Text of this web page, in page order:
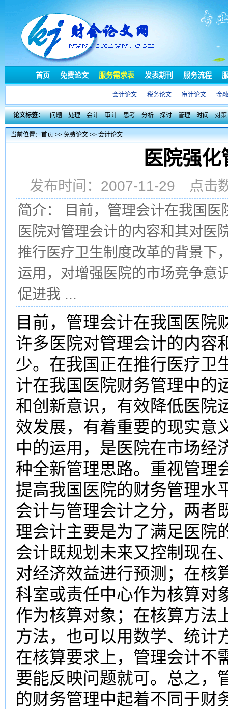
首页 免费论文 服务需求表 发表期刊 服务流程
会计论文 税务论文 审计论文 金
论文标签： 问题 处理 会计 审计 思考 分析 探讨 管理 时间 对策
当前位置：首页>>免费论文>>会计论文
医院强
发布时间：2007-11-29 点
简介： 目前，管理会计在我国
医院对管理会计的内容和其对医
推行医疗卫生制度改革的背景下
运用，对增强医院的市场竞争意
促进我 ...
目前，管理会计在我国医院
许多医院对管理会计的内容
少。在我国正在推行医疗卫
计在我国医院财务管理中的
和创新意识，有效降低医院
效发展，有着重要的现实意
中的运用，是医院在市场经
种全新管理思路。重视管理
提高我国医院的财务管理水
会计与管理会计之分，两者
理会计主要是为了满足医院
会计既规划未来又控制现在
对经济效益进行预测；在核
科室或责任中心作为核算对
作为核算对象；在核算方法
方法，也可以用数学、统计
在核算要求上，管理会计不
要能反映问题就可。总之，
的财务管理中起着不同于财